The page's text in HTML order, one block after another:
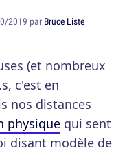
2019 par Bruce Liste
(et nombreux
c'est en
nos distances
physique qui sent
disant modèle de